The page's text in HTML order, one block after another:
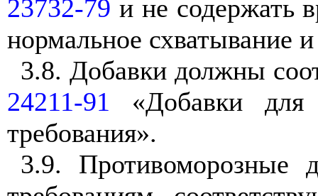
23732-79 и не содержать
нормальное схватывание
3.8. Добавки должны
24211-91 «Добавки для
требования».
3.9. Противоморозные